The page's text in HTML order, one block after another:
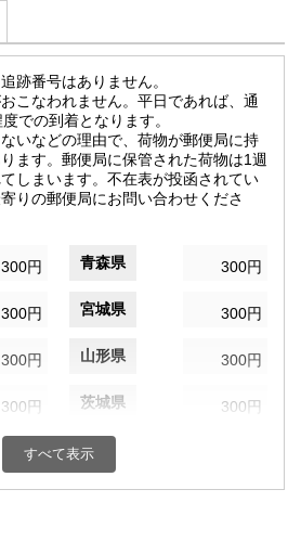
跡番号はありません。
こなわれません。平日であれば、通
での到着となります。
いなどの理由で、荷物が郵便局に持
ます。郵便局に保管された荷物は1週
しまいます。不在表が投函されてい
りの郵便局にお問い合わせくださ
300円 青森県 300円
300円 宮城県 300円
300円 山形県 300円
300円 茨城県 300円
300円 群馬県
千葉県
すべて表示